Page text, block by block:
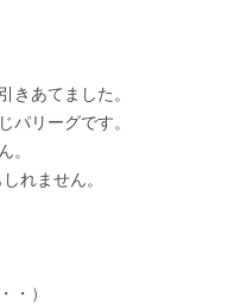
きあてました。
パリーグです。
。
れません。
・）